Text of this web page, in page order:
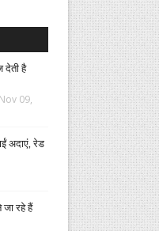
है
Nov 09,
अदाएं, रेड
रहे हैं